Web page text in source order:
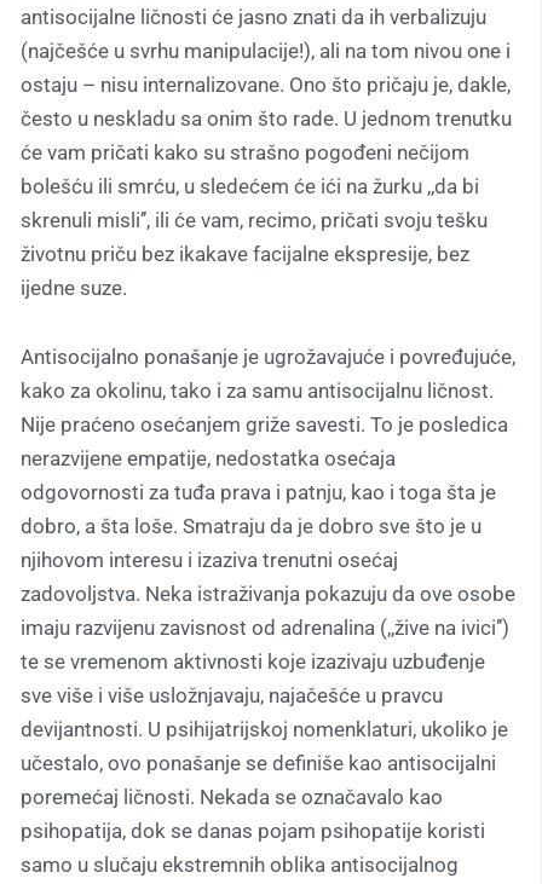
antisocijalne ličnosti će jasno znati da ih verbalizuju
(najčešće u svrhu manipulacije!), ali na tom nivou one i
ostaju – nisu internalizovane. Ono što pričaju je, dakle,
često u neskladu sa onim što rade. U jednom trenutku
će vam pričati kako su strašno pogođeni nečijom
bolešću ili smrću, u sledećem će ići na žurku ,,da bi
skrenuli misli’’, ili će vam, recimo, pričati svoju tešku
životnu priču bez ikakave facijalne ekspresije, bez
ijedne suze.
Antisocijalno ponašanje je ugrožavajuće i povređujuće,
kako za okolinu, tako i za samu antisocijalnu ličnost.
Nije praćeno osećanjem griže savesti. To je posledica
nerazvijene empatije, nedostatka osećaja
odgovornosti za tuđa prava i patnju, kao i toga šta je
dobro, a šta loše. Smatraju da je dobro sve što je u
njihovom interesu i izaziva trenutni osećaj
zadovoljstva. Neka istraživanja pokazuju da ove osobe
imaju razvijenu zavisnost od adrenalina (,,žive na ivici’’)
te se vremenom aktivnosti koje izazivaju uzbuđenje
sve više i više usložnjavaju, najačešće u pravcu
devijantnosti. U psihijatrijskoj nomenklaturi, ukoliko je
učestalo, ovo ponašanje se definiše kao antisocijalni
poremećaj ličnosti. Nekada se označavalo kao
psihopatija, dok se danas pojam psihopatije koristi
samo u slučaju ekstremnih oblika antisocijalnog